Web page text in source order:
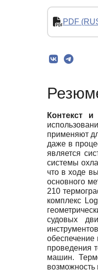
PDF
Контекст и
применяют
даже в
является
системы
что в ходе
основного
210
комплекс
судовых
обеспечение
проведения
машин.
возможность